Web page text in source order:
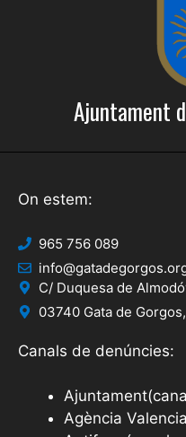
Ajuntament
On estem:
965 756 089
C/ Duquesa de
03740 Gata de
Canals de denúncies:
Agència